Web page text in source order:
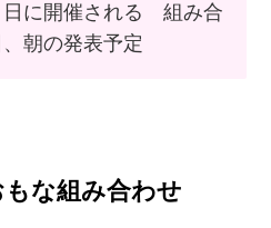
日に開催される 組み合
朝の発表予定
な組み合わせ